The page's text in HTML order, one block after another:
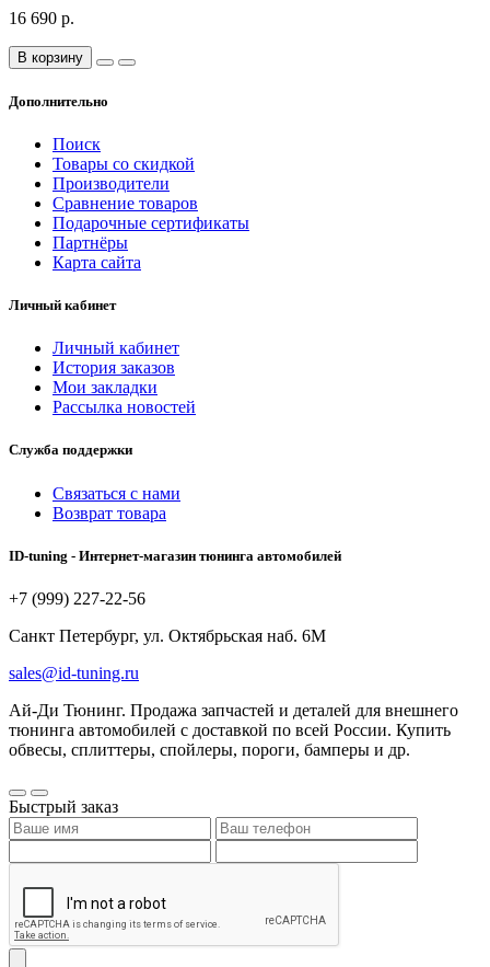
16 690 р.
В корзину
Дополнительно
Поиск
Товары со скидкой
Производители
Сравнение товаров
Подарочные сертификаты
Партнёры
Карта сайта
Личный кабинет
Личный кабинет
История заказов
Мои закладки
Рассылка новостей
Служба поддержки
Связаться с нами
Возврат товара
ID-tuning - Интернет-магазин тюнинга автомобилей
+7 (999) 227-22-56
Санкт Петербург, ул. Октябрьская наб. 6М
sales@id-tuning.ru
Ай-Ди Тюнинг. Продажа запчастей и деталей для внешнего
тюнинга автомобилей с доставкой по всей России. Купить
обвесы, сплиттеры, спойлеры, пороги, бамперы и др.
Быстрый заказ